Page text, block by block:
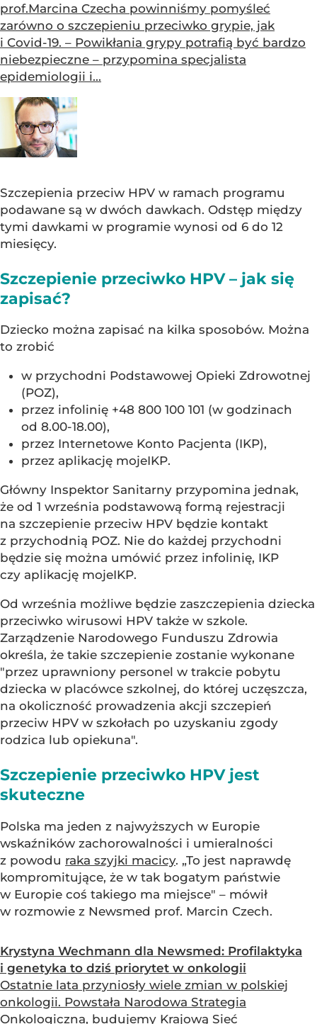
prof.Marcina Czecha powinniśmy pomyśleć
zarówno o szczepieniu przeciwko grypie, jak
i Covid-19. – Powikłania grypy potrafią być bardzo
niebezpieczne – przypomina specjalista
epidemiologii i...
Szczepienia przeciw HPV w ramach programu
podawane są w dwóch dawkach. Odstęp między
tymi dawkami w programie wynosi od 6 do 12
miesięcy.
Szczepienie przeciwko HPV – jak się
zapisać?
Dziecko można zapisać na kilka sposobów. Można
to zrobić
w przychodni Podstawowej Opieki Zdrowotnej
(POZ),
przez infolinię +48 800 100 101 (w godzinach
od 8.00-18.00),
przez Internetowe Konto Pacjenta (IKP),
przez aplikację mojeIKP.
Główny Inspektor Sanitarny przypomina jednak,
że od 1 września podstawową formą rejestracji
na szczepienie przeciw HPV będzie kontakt
z przychodnią POZ. Nie do każdej przychodni
będzie się można umówić przez infolinię, IKP
czy aplikację mojeIKP.
Od września możliwe będzie zaszczepienia dziecka
przeciwko wirusowi HPV także w szkole.
Zarządzenie Narodowego Funduszu Zdrowia
określa, że takie szczepienie zostanie wykonane
"przez uprawniony personel w trakcie pobytu
dziecka w placówce szkolnej, do której uczęszcza,
na okoliczność prowadzenia akcji szczepień
przeciw HPV w szkołach po uzyskaniu zgody
rodzica lub opiekuna".
Szczepienie przeciwko HPV jest
skuteczne
Polska ma jeden z najwyższych w Europie
wskaźników zachorowalności i umieralności
z powodu raka szyjki macicy. „To jest naprawdę
kompromitujące, że w tak bogatym państwie
w Europie coś takiego ma miejsce" – mówił
w rozmowie z Newsmed prof. Marcin Czech.
Krystyna Wechmann dla Newsmed: Profilaktyka
i genetyka to dziś priorytet w onkologii
Ostatnie lata przyniosły wiele zmian w polskiej
onkologii. Powstała Narodowa Strategia
Onkologiczna, budujemy Krajową Sieć